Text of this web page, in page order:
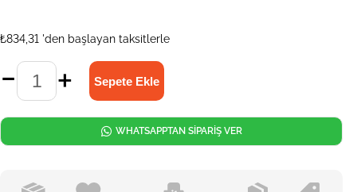
₺834,31 'den başlayan taksitlerle
WHATSAPPTAN SİPARİŞ VER